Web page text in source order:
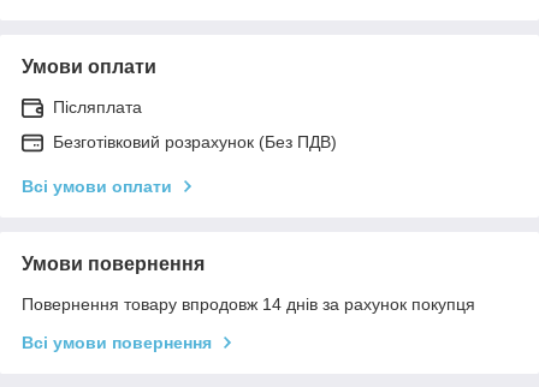
Умови оплати
Післяплата
Безготівковий розрахунок (Без ПДВ)
Всі умови оплати
Умови повернення
Повернення товару впродовж 14 днів за рахунок покупця
Всі умови повернення